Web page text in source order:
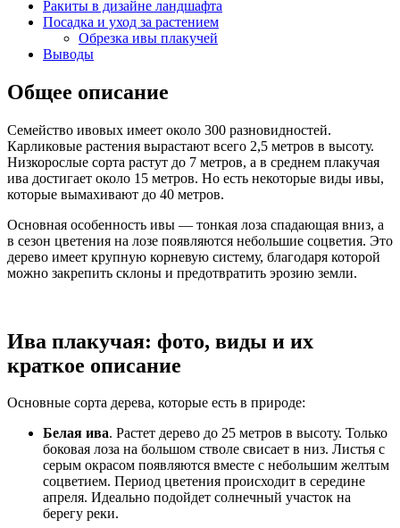
Ракиты в дизайне ландшафта
Посадка и уход за растением
Обрезка ивы плакучей
Выводы
Общее описание
Семейство ивовых имеет около 300 разновидностей.
Карликовые растения вырастают всего 2,5 метров в высоту.
Низкорослые сорта растут до 7 метров, а в среднем плакучая
ива достигает около 15 метров. Но есть некоторые виды ивы,
которые вымахивают до 40 метров.
Основная особенность ивы — тонкая лоза спадающая вниз, а
в сезон цветения на лозе появляются небольшие соцветия. Это
дерево имеет крупную корневую систему, благодаря которой
можно закрепить склоны и предотвратить эрозию земли.
Ива плакучая: фото, виды и их
краткое описание
Основные сорта дерева, которые есть в природе:
Белая ива. Растет дерево до 25 метров в высоту. Только
боковая лоза на большом стволе свисает в низ. Листья с
серым окрасом появляются вместе с небольшим желтым
соцветием. Период цветения происходит в середине
апреля. Идеально подойдет солнечный участок на
берегу реки.